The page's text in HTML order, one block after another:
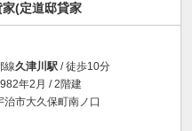
(定道邸貸家
線久津川駅/ 徒歩10分
年2月 / 2階建
治市大久保町南ノ口